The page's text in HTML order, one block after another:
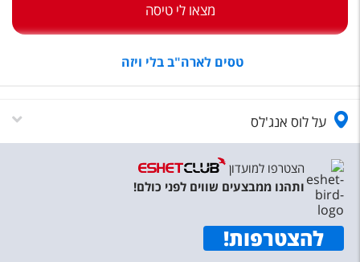
מגזין אשת
טופס צור קשר
תקנון
נגישות
עקבו אחרינו
מצאו לי טיסה
טסים לארה"ב בלי ויזה
על לוס אנג'לס
הצטרפו למועדון
ותהנו ממבצעים שווים לפני כולם!
להצטרפות!